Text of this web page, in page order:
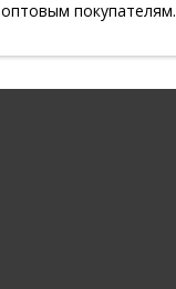
оптовым покупателям.